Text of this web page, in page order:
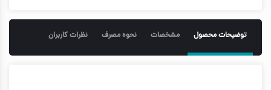
نت پایانی: سدار، لابدونوم و امبروکسان
جلوگیری از بوی بد بدن
دارای الکل
توضیحات محصول مشخصات نحوه مصرف نظرات کاربران